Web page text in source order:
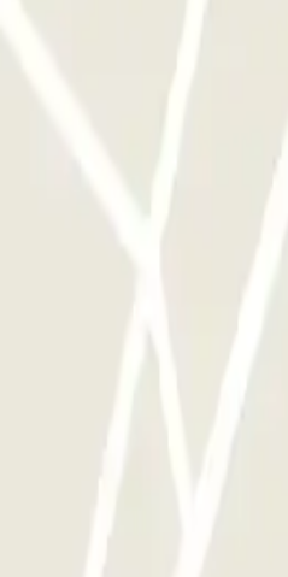
di Malpensa Scoperto